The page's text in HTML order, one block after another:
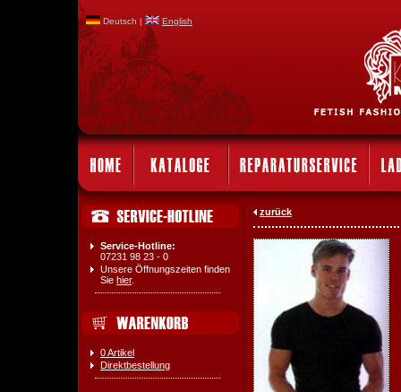
Deutsch | English
Service-Hotline:
07231 98 23 - 0
Unsere Öffnungszeiten finden
Sie hier.
0 Artikel
Direktbestellung
zurück